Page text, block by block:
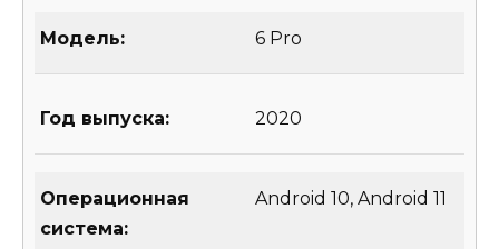
Модель: 6 Pro
Год выпуска: 2020
Операционная
система:
Android 10, Android 11